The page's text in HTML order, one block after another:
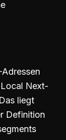
Next-
liegt
Definition